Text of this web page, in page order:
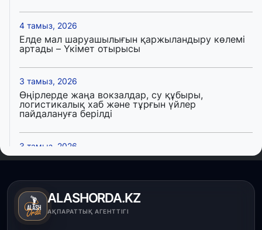
4 тамыз, 2026
Елде мал шаруашылығын қаржыландыру көлемі
артады – Үкімет отырысы
3 тамыз, 2026
Өңірлерде жаңа вокзалдар, су құбыры,
логистикалық хаб және тұрғын үйлер
пайдалануға берілді
3 тамыз, 2026
Қызылордада 300 орындық аурухана,
салынып жатыр
1 тамыз, 2026
ALASHORDA.KZ
АҚПАРАТТЫҚ АГЕНТТІГІ